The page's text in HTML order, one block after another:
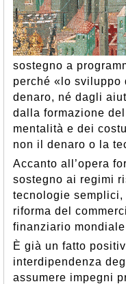
sostegno a
perché «lo sviluppo
denaro, né dagli
dalla formazione
mentalità e dei
non il denaro o la
Accanto all’opera
sostegno ai regimi
tecnologie
riforma del
finanziario
È già un fatto
interdipendenza
assumere impegni